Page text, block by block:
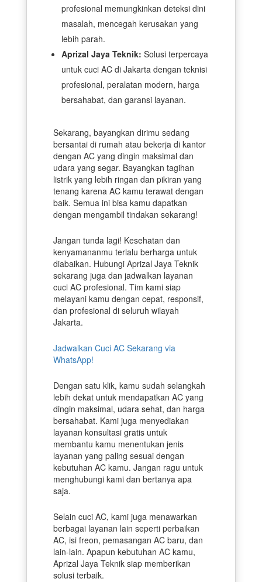
profesional memungkinkan deteksi dini
masalah, mencegah kerusakan yang
lebih parah.
Aprizal Jaya Teknik: Solusi terpercaya
untuk cuci AC di Jakarta dengan teknisi
profesional, peralatan modern, harga
bersahabat, dan garansi layanan.
Sekarang, bayangkan dirimu sedang
bersantai di rumah atau bekerja di kantor
dengan AC yang dingin maksimal dan
udara yang segar. Bayangkan tagihan
listrik yang lebih ringan dan pikiran yang
tenang karena AC kamu terawat dengan
baik. Semua ini bisa kamu dapatkan
dengan mengambil tindakan sekarang!
Jangan tunda lagi! Kesehatan dan
kenyamananmu terlalu berharga untuk
diabaikan. Hubungi Aprizal Jaya Teknik
sekarang juga dan jadwalkan layanan
cuci AC profesional. Tim kami siap
melayani kamu dengan cepat, responsif,
dan profesional di seluruh wilayah
Jakarta.
Jadwalkan Cuci AC Sekarang via
WhatsApp!
Dengan satu klik, kamu sudah selangkah
lebih dekat untuk mendapatkan AC yang
dingin maksimal, udara sehat, dan harga
bersahabat. Kami juga menyediakan
layanan konsultasi gratis untuk
membantu kamu menentukan jenis
layanan yang paling sesuai dengan
kebutuhan AC kamu. Jangan ragu untuk
menghubungi kami dan bertanya apa
saja.
Selain cuci AC, kami juga menawarkan
berbagai layanan lain seperti perbaikan
AC, isi freon, pemasangan AC baru, dan
lain-lain. Apapun kebutuhan AC kamu,
Aprizal Jaya Teknik siap memberikan
solusi terbaik.